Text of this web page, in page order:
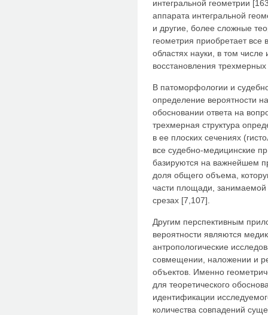
интегральной геометрии
аппарата интегральной
и другие, более сложные
геометрия приобретает
областях науки, в том
восстановления
В патоморфологии и
определение вероятности
обосновании ответа на
трехмерная структура
в ее плоских сечениях
все судебно-медицинские
базируются на важнейшем
доля общего объема,
части площади, занимаемой
срезах [7,107].
Другим перспективным
вероятности являются
антропологические
совмещении, наложении и
объектов. Именно
для теоретического
идентификации
количества совпадений